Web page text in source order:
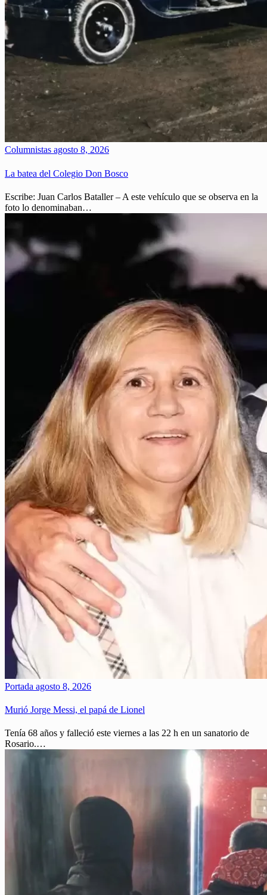
Columnistas agosto 8, 2026
La batea del Colegio Don Bosco
Escribe: Juan Carlos Bataller – A este vehículo que se observa en la
foto lo denominaban…
Portada agosto 8, 2026
Murió Jorge Messi, el papá de Lionel
Tenía 68 años y falleció este viernes a las 22 h en un sanatorio de
Rosario.…